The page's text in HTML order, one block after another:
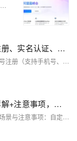
阿里云2026新老用户优惠活动涵盖三大板块。云服务器方面，轻量应用服务器低至38元/年，经济型e实例99元/年，u1实例199元/年，限时限量抢购。免费试用方面，新老用户可领最高200元试用点，AI产品免费提供7000万+大模型tokens及30+款产品体验，140+云产品最长12个月免费试用。AI产品方面，百炼Token Plan支持多模型切换、多档套餐；HappyHorse视频生成模型限时8折；OpenClaw一键部署低至9.9元起。此外还提供折扣券、学生无门槛券、算力补贴等多类优惠券，整体以"普惠基础设施+零成本体验+智能化赋能"策略，全面降低上云与用AI门槛。
阿里云新手用户完整上云流程：账号注册、实名认证、领取优惠券、试用和购买云服务器教程参考
阿里云新手用户上云全流程参考：首先需完成账号注册（支持手机号、扫码等方式）和实名认证（个人可通过支付宝或扫脸认证，企业需营业执照配合法人/对公账户认证）。认证后可领取对应优惠券，如学生可获300元无门槛抵扣金，企业可享最高100万抵扣金。新手推荐先通过免费试用中心体验160+款云产品，再选择购买。购买途径包括ECS产品页自定义配置（选地域、实例规格、镜像、带宽等）和活动页特惠购买，如99元/年经济型e实例、199元/年通用算力型u1实例等，新老同享、续费同价，适合个人建站及中小企业上云。
阿里云服务器怎么买？四种主要方式详解+注意事项，新手购买参考教程
本文介绍了阿里云服务器的四大购买方式的适用场景与注意事项：自定义购买支持全参数精细配置，适合有技术基础的企业用户；快速购买通过预设模板简化流程，助力新手快速上云；活动购买提供低至38元/年的限时优惠，覆盖99计划、学生300元抵扣金、百炼先用后返等多重权益；云市场镜像购买提供预装环境的开箱即用方案，适合中小企业快速建站。